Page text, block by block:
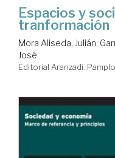
Espacios y
tranformación
Mora Aliseda, Julián;
José
Editorial Aranzadi.